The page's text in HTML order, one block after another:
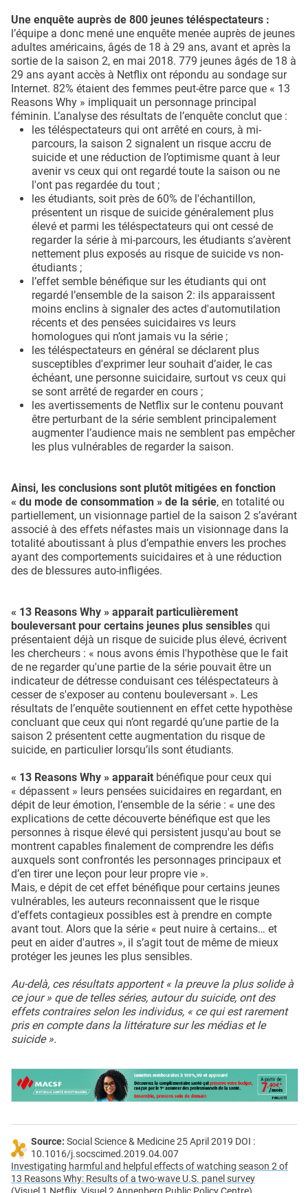
Une enquête auprès de 800 jeunes téléspectateurs :
l’équipe a donc mené une enquête menée auprès de jeunes
adultes américains, âgés de 18 à 29 ans, avant et après la
sortie de la saison 2, en mai 2018. 779 jeunes âgés de 18 à
29 ans ayant accès à Netflix ont répondu au sondage sur
Internet. 82% étaient des femmes peut-être parce que « 13
Reasons Why » impliquait un personnage principal
féminin. L’analyse des résultats de l’enquête conclut que :
les téléspectateurs qui ont arrêté en cours, à mi-
parcours, la saison 2 signalent un risque accru de
suicide et une réduction de l’optimisme quant à leur
avenir vs ceux qui ont regardé toute la saison ou ne
l'ont pas regardée du tout ;
les étudiants, soit près de 60% de l'échantillon,
présentent un risque de suicide généralement plus
élevé et parmi les téléspectateurs qui ont cessé de
regarder la série à mi-parcours, les étudiants s’avèrent
nettement plus exposés au risque de suicide vs non-
étudiants ;
l’effet semble bénéfique sur les étudiants qui ont
regardé l’ensemble de la saison 2: ils apparaissent
moins enclins à signaler des actes d'automutilation
récents et des pensées suicidaires vs leurs
homologues qui n’ont jamais vu la série ;
les téléspectateurs en général se déclarent plus
susceptibles d'exprimer leur souhait d’aider, le cas
échéant, une personne suicidaire, surtout vs ceux qui
se sont arrêté de regarder en cours ;
les avertissements de Netflix sur le contenu pouvant
être perturbant de la série semblent principalement
augmenter l’audience mais ne semblent pas empêcher
les plus vulnérables de regarder la saison.
Ainsi, les conclusions sont plutôt mitigées en fonction
« du mode de consommation » de la série, en totalité ou
partiellement, un visionnage partiel de la saison 2 s’avérant
associé à des effets néfastes mais un visionnage dans la
totalité aboutissant à plus d’empathie envers les proches
ayant des comportements suicidaires et à une réduction
des de blessures auto-infligées.
« 13 Reasons Why » apparait particulièrement
bouleversant pour certains jeunes plus sensibles qui
présentaient déjà un risque de suicide plus élevé, écrivent
les chercheurs : « nous avons émis l'hypothèse que le fait
de ne regarder qu'une partie de la série pouvait être un
indicateur de détresse conduisant ces téléspectateurs à
cesser de s'exposer au contenu bouleversant ». Les
résultats de l’enquête soutiennent en effet cette hypothèse
concluant que ceux qui n’ont regardé qu’une partie de la
saison 2 présentent cette augmentation du risque de
suicide, en particulier lorsqu’ils sont étudiants.
« 13 Reasons Why » apparait bénéfique pour ceux qui
« dépassent » leurs pensées suicidaires en regardant, en
dépit de leur émotion, l’ensemble de la série : « une des
explications de cette découverte bénéfique est que les
personnes à risque élevé qui persistent jusqu'au bout se
montrent capables finalement de comprendre les défis
auxquels sont confrontés les personnages principaux et
d’en tirer une leçon pour leur propre vie ».
Mais, e dépit de cet effet bénéfique pour certains jeunes
vulnérables, les auteurs reconnaissent que le risque
d’effets contagieux possibles est à prendre en compte
avant tout. Alors que la série « peut nuire à certains… et
peut en aider d'autres », il s’agit tout de même de mieux
protéger les jeunes les plus sensibles.
Au-delà, ces résultats apportent « la preuve la plus solide à
ce jour » que de telles séries, autour du suicide, ont des
effets contraires selon les individus, « ce qui est rarement
pris en compte dans la littérature sur les médias et le
suicide ».
Source: Social Science & Medicine 25 April 2019 DOI :
10.1016/j.socscimed.2019.04.007
Investigating harmful and helpful effects of watching season 2 of
13 Reasons Why: Results of a two-wave U.S. panel survey